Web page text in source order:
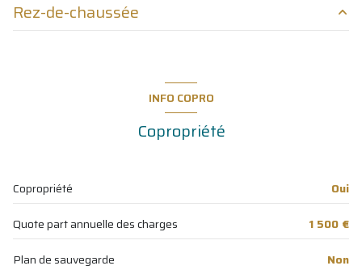
balcon
terrasse
Rez-de-chaussée
salle d'eau
5.50 m²
buanderie
3.50 m²
WC
3.30 m²
INFO COPRO
Copropriété
Copropriété
Oui
Quote part annuelle des charges
1 500 €
Plan de sauvegarde
Non